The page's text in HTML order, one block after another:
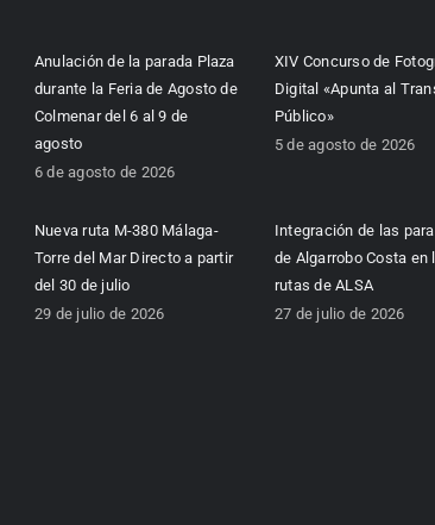
Anulación de la parada Plaza
durante la Feria de Agosto de
Colmenar del 6 al 9 de
agosto
6 de agosto de 2026
XIV Concurso de
Digital «Apunta al
Público»
5 de agosto de 2026
Nueva ruta M-380 Málaga-
Torre del Mar Directo a partir
del 30 de julio
29 de julio de 2026
Integración de las
de Algarrobo Costa en
rutas de ALSA
27 de julio de 2026